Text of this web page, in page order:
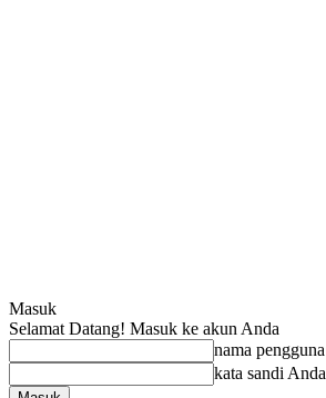
Masuk
Selamat Datang! Masuk ke akun Anda
nama pengguna
kata sandi Anda